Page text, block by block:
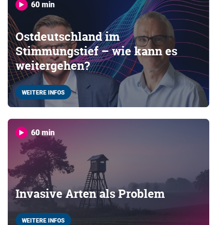
60 min
Ostdeutschland im
Stimmungstief – wie kann es
weitergehen?
WEITERE INFOS
60 min
Invasive Arten als Problem
WEITERE INFOS